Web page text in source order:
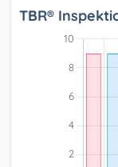
TBR®